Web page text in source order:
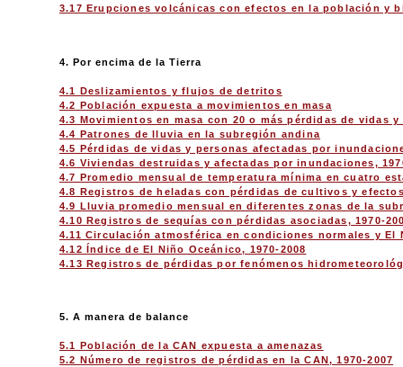
3.17 Erupciones volcánicas con efectos en la población y
4. Por encima de la Tierra
4.1 Deslizamientos y flujos de detritos
4.2 Población expuesta a movimientos en masa
4.3 Movimientos en masa con 20 o más pérdidas de vidas
4.4 Patrones de lluvia en la subregión andina
4.5 Pérdidas de vidas y personas afectadas por
4.6 Viviendas destruidas y afectadas por inundaciones,
4.7 Promedio mensual de temperatura mínima en cuatro
4.8 Registros de heladas con pérdidas de cultivos y
4.9 Lluvia promedio mensual en diferentes zonas de la
4.10 Registros de sequías con pérdidas asociadas, 1970-
4.11 Circulación atmosférica en condiciones normales y El
4.12 Índice de El Niño Oceánico, 1970-2008
4.13 Registros de pérdidas por fenómenos
5. A manera de balance
5.1 Población de la CAN expuesta a amenazas
5.2 Número de registros de pérdidas en la CAN, 1970-2007